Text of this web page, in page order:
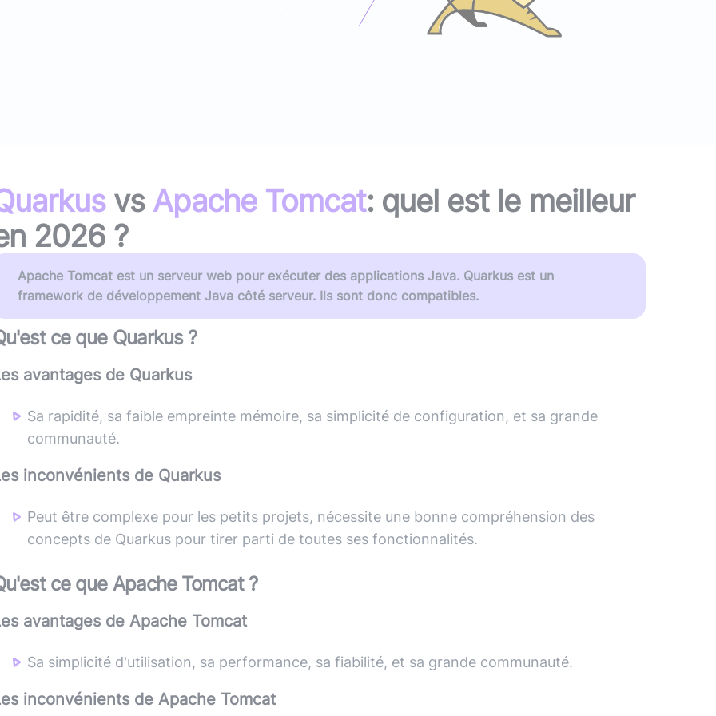
Écouter le podcast
DevSecOps
Audit d'écoconception
Lire le livre blanc
vs Apache Tomcat: quel est le meilleur
2026 ?
Apache Tomcat est un serveur web pour exécuter des applications Java. Quarkus est un
framework de développement Java côté serveur. Ils sont donc compatibles.
ce que Quarkus?
avantages de Quarkus
Sa rapidité, sa faible empreinte mémoire, sa simplicité de configuration, et sa grande
communauté.
inconvénients de Quarkus
Peut être complexe pour les petits projets, nécessite une bonne compréhension des
concepts de Quarkus pour tirer parti de toutes ses fonctionnalités.
ce que Apache Tomcat?
avantages de Apache Tomcat
Sa simplicité d'utilisation, sa performance, sa fiabilité, et sa grande communauté.
inconvénients de Apache Tomcat